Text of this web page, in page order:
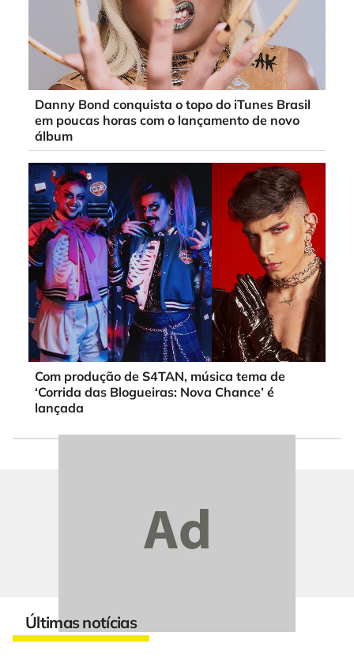
Danny Bond conquista o topo do iTunes Brasil
em poucas horas com o lançamento de novo
álbum
Com produção de S4TAN, música tema de
‘Corrida das Blogueiras: Nova Chance’ é
lançada
Últimas notícias